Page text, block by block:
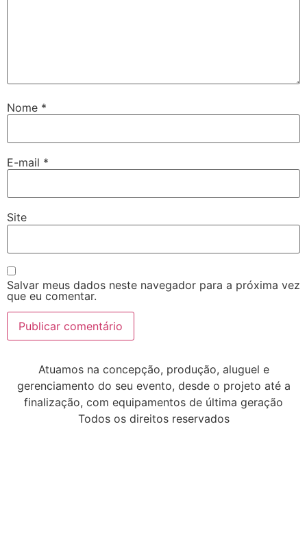
Nome *
E-mail *
Site
Salvar meus dados neste navegador para a próxima vez
que eu comentar.
Atuamos na concepção, produção, aluguel e
gerenciamento do seu evento, desde o projeto até a
finalização, com equipamentos de última geração
Todos os direitos reservados